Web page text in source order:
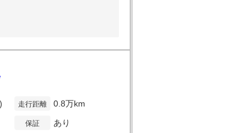
走行距離 0.8万km
保証 あり